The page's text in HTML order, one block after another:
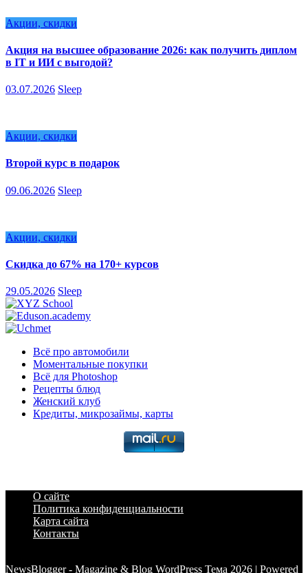
Акции, скидки
Акция на высшее образование 2026: как получить диплом
в IT и ИИ с выгодой?
03.07.2026 Sleep
Акции, скидки
Второй курс в подарок
09.06.2026 Sleep
Акции, скидки
Скидка до 67% на 170+ курсов
29.05.2026 Sleep
Всё про автомобили
Моментальные покупки
Всё для Photoshop
Рецепты блюд
Женский клуб
Кредиты, микрозаймы, карты
О сайте
Политика конфиденциальности
Карта сайта
Контакты
NewsBlogger - Magazine & Blog WordPress Тема 2026 | Powered